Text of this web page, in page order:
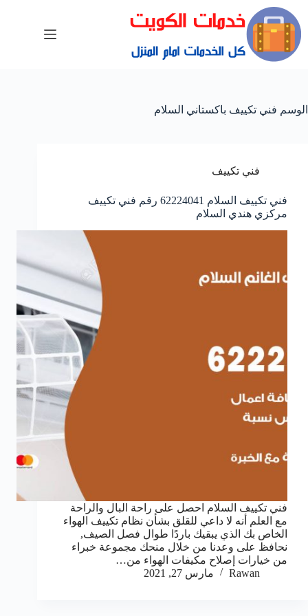
الوسم فني تكييف باكستاني السلام
فني تكييف
فني تكييف السلام 62224041 رقم فني تكييف
مركزي هندي السلام
فني تكييف السلام احصل على راحة البال والراحة
مع العلم أنه لا داعي للقلق بشأن نظام تكييف الهواء
الخاص بك الذي يبقيك باردًا طوال فصل الصيف,
نحافظ على وعدنا من خلال منحك مجموعة خبراء
من خيارات إصلاح مكيفات الهواء من…
Rawan
مارس 27, 2021